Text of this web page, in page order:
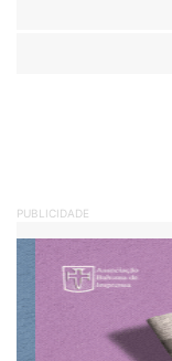
PUBLICIDADE